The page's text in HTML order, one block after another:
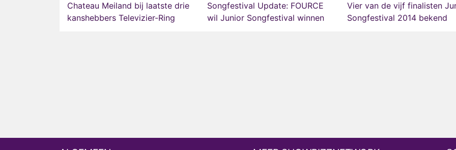
Chateau Meiland bij laatste drie
kanshebbers Televizier-Ring
Songfestival Update: FOURCE
wil Junior Songfestival winnen
Vier van de vijf finalisten
Songfestival 2014 bekend